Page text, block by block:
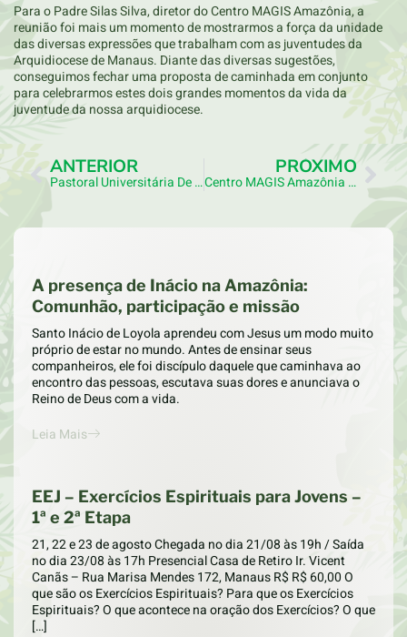
Para o Padre Silas Silva, diretor do Centro MAGIS Amazônia, a
reunião foi mais um momento de mostrarmos a força da unidade
das diversas expressões que trabalham com as juventudes da
Arquidiocese de Manaus. Diante das diversas sugestões,
conseguimos fechar uma proposta de caminhada em conjunto
para celebrarmos estes dois grandes momentos da vida da
juventude da nossa arquidiocese.
ANTERIOR
Pastoral Universitária De Roraima E UFRR Promovem Formação Sobre Ecologia Integral E Povos Indígenas
PRÓXIMO
Centro MAGIS Amazônia Participa De Formação Rumo À Assembleia Sinodal Da Juventude
A presença de Inácio na Amazônia:
Comunhão, participação e missão
Santo Inácio de Loyola aprendeu com Jesus um modo muito
próprio de estar no mundo. Antes de ensinar seus
companheiros, ele foi discípulo daquele que caminhava ao
encontro das pessoas, escutava suas dores e anunciava o
Reino de Deus com a vida.
Leia Mais
EEJ – Exercícios Espirituais para Jovens –
1ª e 2ª Etapa
21, 22 e 23 de agosto Chegada no dia 21/08 às 19h / Saída
no dia 23/08 às 17h Presencial Casa de Retiro Ir. Vicent
Canãs – Rua Marisa Mendes 172, Manaus R$ R$ 60,00 O
que são os Exercícios Espirituais? Para que os Exercícios
Espirituais? O que acontece na oração dos Exercícios? O que
[…]